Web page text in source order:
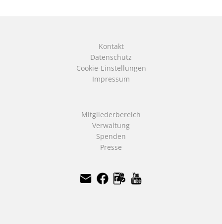
Kontakt
Datenschutz
Cookie-Einstellungen
Impressum
Mitgliederbereich
Verwaltung
Spenden
Presse